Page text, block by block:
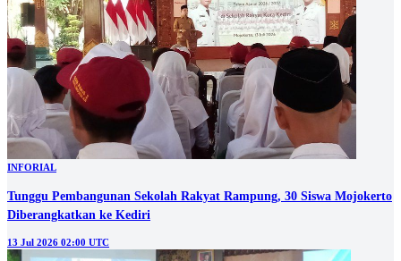
INFORIAL
Tunggu Pembangunan Sekolah Rakyat Rampung, 30 Siswa Mojokerto
Diberangkatkan ke Kediri
13 Jul 2026 02:00 UTC